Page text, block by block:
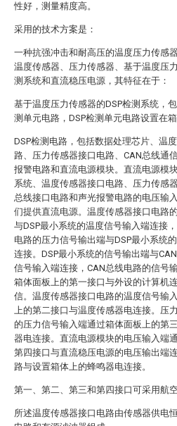
性好，测量精度高。
采用的技术方案是：
一种抗强冲击和耐高压的温度压力传感
温度传感器、压力传感器、基于温度压
测系统和直流稳压电源，其特征在于：
基于温度压力传感器的DSP检测系统，
测单元电路，DSP检测单元电路设置在箱
DSP检测电路，包括数据处理芯片、温
路、压力传感器接口电路、CAN总线通
报警电路和直流电源模块。直流电源模
系统、温度传感器接口电路、压力传感
总线接口电路和声光报警电路的电压输
们提供直流电源。温度传感器接口电路
与DSP最小系统的温度信号输入端连接
电路的压力信号输出端与DSP最小系统
连接。DSP最小系统的信号输出端与
信号输入端连接，CAN总线电路的信号
箱体面板上的第一接口与外设的计算机
信。温度传感器接口电路的温度信号输
上的第二接口与温度传感器电连接。压
的压力信号输入端通过箱体面板上的第
器电连接。直流电源模块的电压输入端
第四接口与直流稳压电源的电压输出端
路与设置箱体上的蜂鸣器电连接。
第一、第二、第三和第四接口可采用航
所述温度传感器接口电路由传感器供电